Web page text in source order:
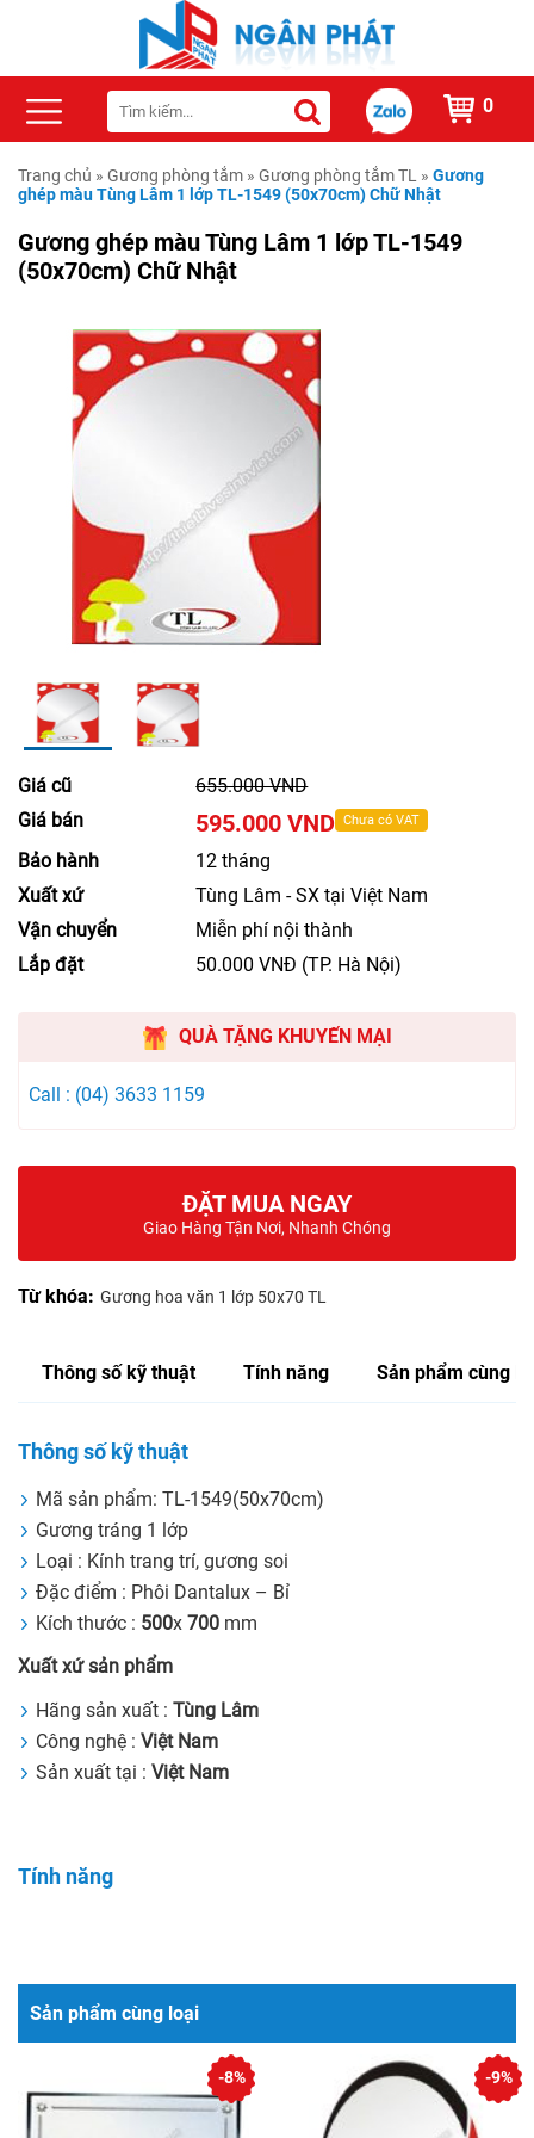
0
Trang chủ » Gương phòng tắm » Gương phòng tắm TL » Gương
ghép màu Tùng Lâm 1 lớp TL-1549 (50x70cm) Chữ Nhật
Gương ghép màu Tùng Lâm 1 lớp TL-1549
(50x70cm) Chữ Nhật
Giá cũ
655.000 VND
Giá bán
595.000 VND Chưa có VAT
Bảo hành
12 tháng
Xuất xứ
Tùng Lâm - SX tại Việt Nam
Vận chuyển
Miễn phí nội thành
Lắp đặt
50.000 VNĐ (TP. Hà Nội)
QUÀ TẶNG KHUYẾN MẠI
Call : (04) 3633 1159
ĐẶT MUA NGAY
Giao Hàng Tận Nơi, Nhanh Chóng
Từ khóa: Gương hoa văn 1 lớp 50x70 TL
Thông số kỹ thuật Tính năng Sản phẩm cùng
Thông số kỹ thuật
Mã sản phẩm: TL-1549(50x70cm)
Gương tráng 1 lớp
Loại : Kính trang trí, gương soi
Đặc điểm : Phôi Dantalux – Bỉ
Kích thước : 500x 700 mm
Xuất xứ sản phẩm
Hãng sản xuất : Tùng Lâm
Công nghệ : Việt Nam
Sản xuất tại : Việt Nam
Tính năng
Sản phẩm cùng loại
-8% -9%